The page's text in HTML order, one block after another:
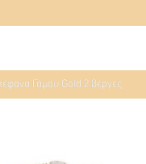
Γάμου Gold 2 βέργες